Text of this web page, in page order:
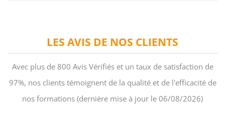
LES AVIS DE NOS CLIENTS
Avec plus de 800 Avis Vérifiés et un taux de satisfaction de
97%, nos clients témoignent de la qualité et de l'efficacité de
nos formations (dernière mise à jour le 06/08/2026)